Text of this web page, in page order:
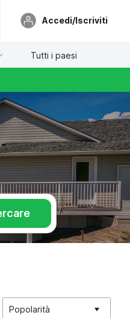
Accedi/Iscriviti
Tutti i paesi
Popolarità